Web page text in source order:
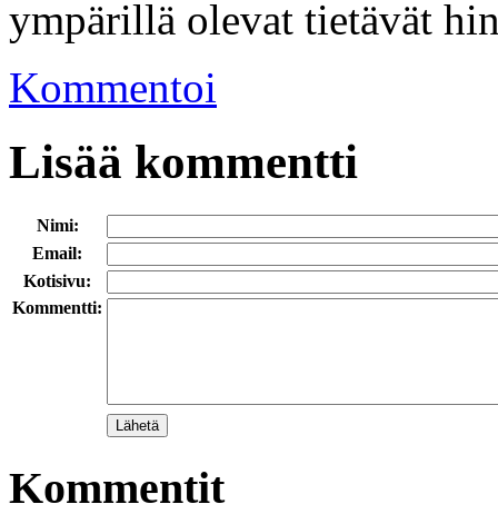
ympärillä olevat tietävät
Kommentoi
Lisää kommentti
Nimi:
Email:
Kotisivu:
Kommentti:
Kommentit